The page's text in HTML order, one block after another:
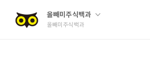
올빼미주식백과
올빼미주식백과